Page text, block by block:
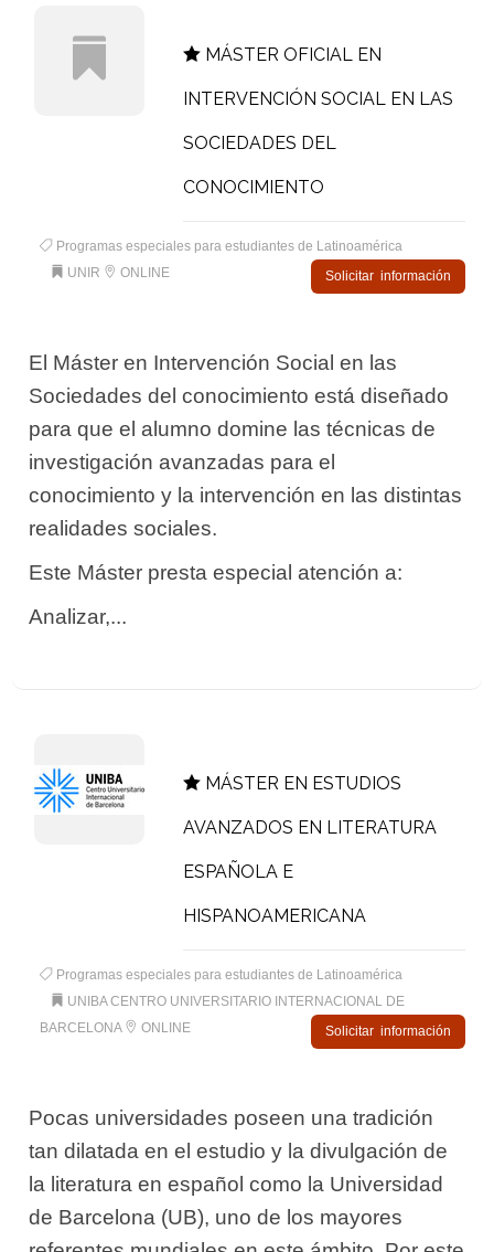
MÁSTER OFICIAL EN
INTERVENCIÓN SOCIAL EN LAS
SOCIEDADES DEL
CONOCIMIENTO
Programas especiales para estudiantes de Latinoamérica
UNIR
ONLINE Solicitar información
El Máster en Intervención Social en las
Sociedades del conocimiento está diseñado
para que el alumno domine las técnicas de
investigación avanzadas para el
conocimiento y la intervención en las distintas
realidades sociales.
Este Máster presta especial atención a:
Analizar,...
MÁSTER EN ESTUDIOS
AVANZADOS EN LITERATURA
ESPAÑOLA E
HISPANOAMERICANA
Programas especiales para estudiantes de Latinoamérica
UNIBA CENTRO UNIVERSITARIO INTERNACIONAL DE
BARCELONA
ONLINE Solicitar información
Pocas universidades poseen una tradición
tan dilatada en el estudio y la divulgación de
la literatura en español como la Universidad
de Barcelona (UB), uno de los mayores